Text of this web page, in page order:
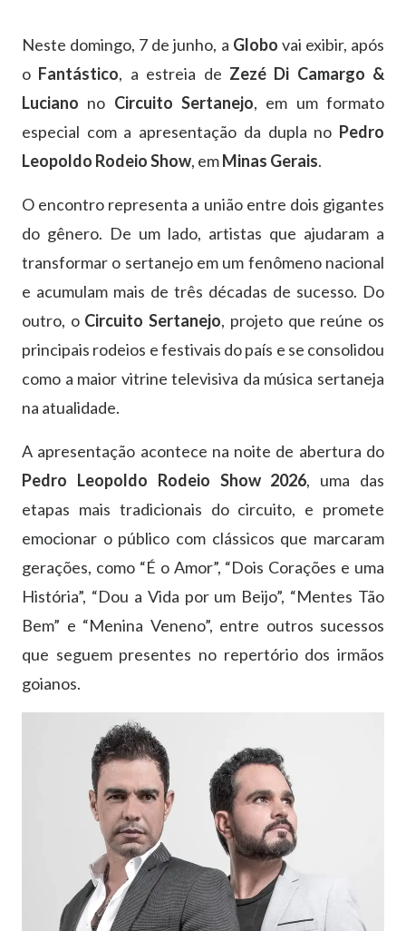
Neste domingo, 7 de junho, a Globo vai exibir, após
o Fantástico, a estreia de Zezé Di Camargo &
Luciano no Circuito Sertanejo, em um formato
especial com a apresentação da dupla no Pedro
Leopoldo Rodeio Show, emMinas Gerais.
O encontro representa a união entre dois gigantes
do gênero. De um lado, artistas que ajudaram a
transformar o sertanejo em um fenômeno nacional
e acumulam mais de três décadas de sucesso. Do
outro, o Circuito Sertanejo, projeto que reúne os
principais rodeios e festivais do país e se consolidou
como a maior vitrine televisiva da música sertaneja
na atualidade.
A apresentação acontece na noite de abertura do
Pedro Leopoldo Rodeio Show 2026, uma das
etapas mais tradicionais do circuito, e promete
emocionar o público com clássicos que marcaram
gerações, como “É o Amor”, “Dois Corações e uma
História”, “Dou a Vida por um Beijo”, “Mentes Tão
Bem” e “Menina Veneno”, entre outros sucessos
que seguem presentes no repertório dos irmãos
goianos.